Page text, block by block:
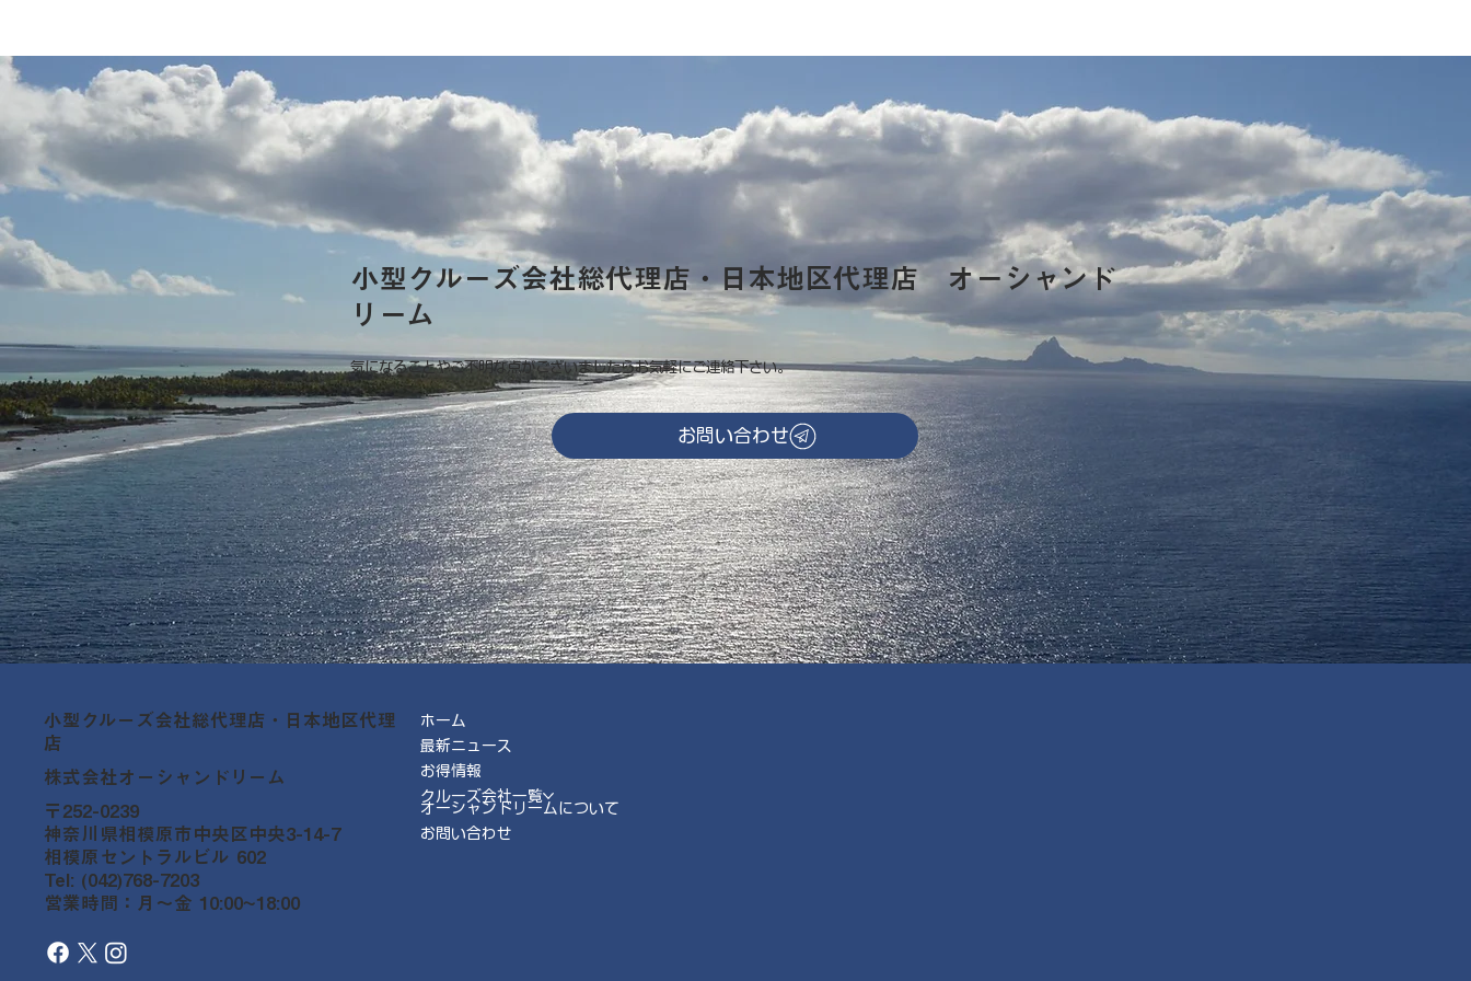
小型クルーズ会社総代理店・日本地区代理店 オーシャンド
リーム
気になることやご不明な点がございましたらお気軽にご連絡下さい。
お問い合わせ
小型クルーズ会社総代理店・日本地区代理
店
株式会社オーシャンドリーム
〒252-0239
神奈川県相模原市中央区中央3-14-7
相模原セントラルビル 602
Tel: (042)768-7203
営業時間：月～金 10:00~18:00
ホーム
最新ニュース
お得情報
クルーズ会社一覧
オーシャンドリームについて
お問い合わせ